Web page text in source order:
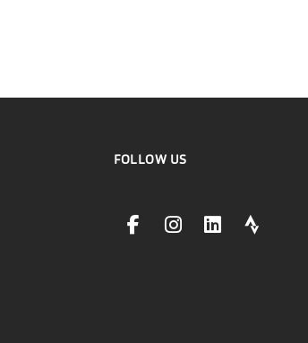
FOLLOW US
facebookLink
instagramLink
linkedinLinkstravaLink